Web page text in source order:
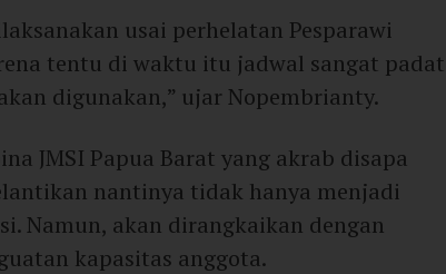
usai perhelatan Pesparawi
tentu di waktu itu jadwal sangat padat
digunakan,” ujar Nopembrianty.
JMSI Papua Barat yang akrab disapa
nantinya tidak hanya menjadi
Namun, akan dirangkaikan dengan
kapasitas anggota.